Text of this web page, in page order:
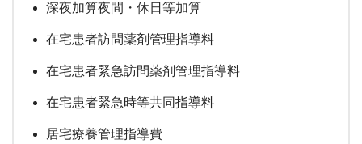
深夜加算夜間・休日等加算
在宅患者訪問薬剤管理指導料
在宅患者緊急訪問薬剤管理指導料
在宅患者緊急時等共同指導料
居宅療養管理指導費